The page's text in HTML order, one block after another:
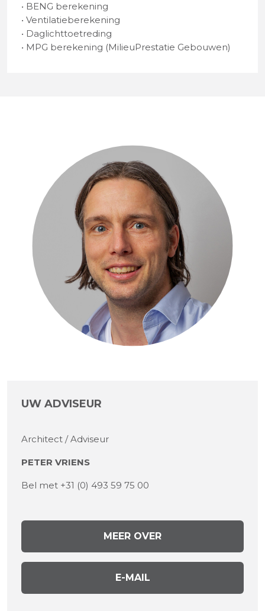
• BENG berekening
• Ventilatieberekening
• Daglichttoetreding
• MPG berekening (MilieuPrestatie Gebouwen)
UW ADVISEUR
Architect / Adviseur
PETER VRIENS
Bel met +31 (0) 493 59 75 00
MEER OVER
E-MAIL